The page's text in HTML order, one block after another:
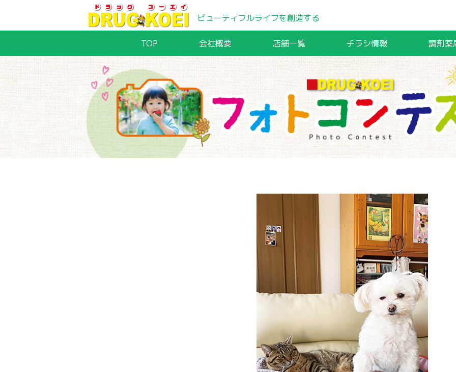
ビューティフルライフを創造する
TOP 会社概要 店舗一覧 チラシ情報 調剤薬